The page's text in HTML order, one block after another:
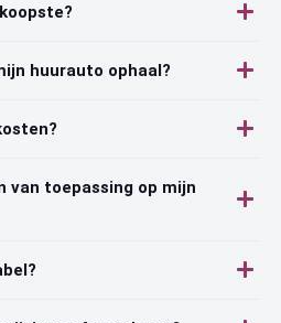
huurauto ophaal?
van toepassing op mijn